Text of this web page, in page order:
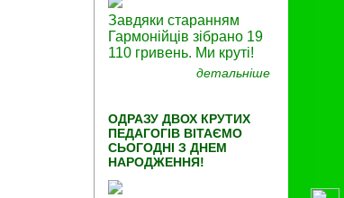
Завдяки старанням
Гармонійців зібрано 19
110 гривень. Ми круті!
детальніше
ОДРАЗУ ДВОХ КРУТИХ
ПЕДАГОГІВ ВІТАЄМО
СЬОГОДНІ З ДНЕМ
НАРОДЖЕННЯ!